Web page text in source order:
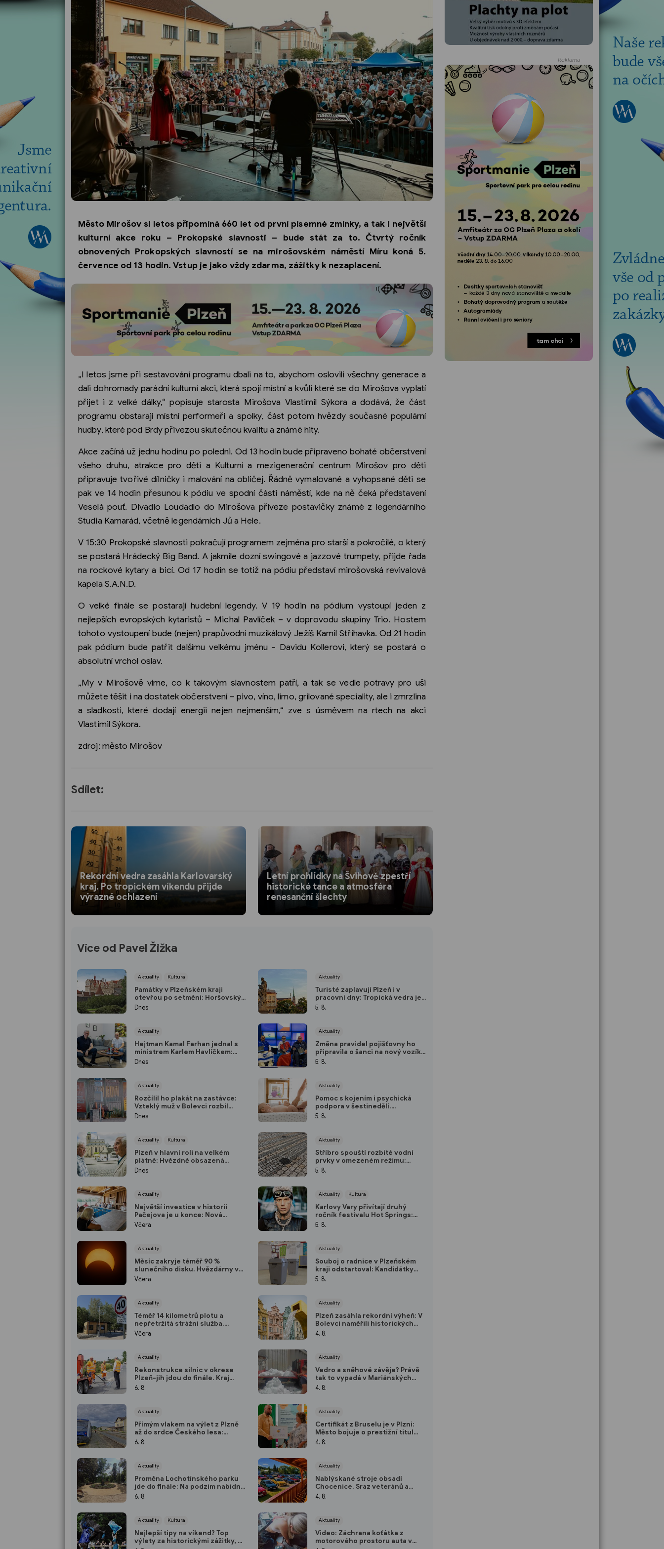
Město Mirošov si letos připomíná 660 let od první písemné zmínky, a tak i největší
kulturní akce roku – Prokopské slavnosti – bude stát za to. Čtvrtý ročník
obnovených Prokopských slavností se na mirošovském náměstí Míru koná 5.
července od 13 hodin. Vstup je jako vždy zdarma, zážitky k nezaplacení.
„I letos jsme při sestavování programu dbali na to, abychom oslovili všechny generace a
dali dohromady parádní kulturní akci, která spojí místní a kvůli které se do Mirošova vyplatí
přijet i z velké dálky,“ popisuje starosta Mirošova Vlastimil Sýkora a dodává, že část
programu obstarají místní performeři a spolky, část potom hvězdy současné populární
hudby, které pod Brdy přivezou skutečnou kvalitu a známé hity.
Akce začíná už jednu hodinu po poledni. Od 13 hodin bude připraveno bohaté občerstvení
všeho druhu, atrakce pro děti a Kulturní a mezigenerační centrum Mirošov pro děti
připravuje tvořivé dílničky i malování na obličej. Řádně vymalované a vyhopsané děti se
pak ve 14 hodin přesunou k pódiu ve spodní části náměstí, kde na ně čeká představení
Veselá pouť. Divadlo Loudadlo do Mirošova přiveze postavičky známé z legendárního
Studia Kamarád, včetně legendárních Jů a Hele.
V 15:30 Prokopské slavnosti pokračují programem zejména pro starší a pokročilé, o který
se postará Hrádecký Big Band. A jakmile dozní swingové a jazzové trumpety, přijde řada
na rockové kytary a bicí. Od 17 hodin se totiž na pódiu představí mirošovská revivalová
kapela S.A.N.D.
O velké finále se postarají hudební legendy. V 19 hodin na pódium vystoupí jeden z
nejlepších evropských kytaristů – Michal Pavlíček – v doprovodu skupiny Trio. Hostem
tohoto vystoupení bude (nejen) prapůvodní muzikálový Ježíš Kamil Střihavka. Od 21 hodin
pak pódium bude patřit dalšímu velkému jménu - Davidu Kollerovi, který se postará o
absolutní vrchol oslav.
„My v Mirošově víme, co k takovým slavnostem patří, a tak se vedle potravy pro uši
můžete těšit i na dostatek občerstvení – pivo, víno, limo, grilované speciality, ale i zmrzlina
a sladkosti, které dodají energii nejen nejmenším,“ zve s úsměvem na rtech na akci
Vlastimil Sýkora.
zdroj: město Mirošov
Sdílet:
Rekordní vedra zasáhla Karlovarský
kraj. Po tropickém víkendu přijde
výrazné ochlazení
Letní prohlídky na Švihově zpestří
historické tance a atmosféra
renesanční šlechty
Více od Pavel Žižka
Aktuality Kultura
Památky v Plzeňském kraji
otevřou po setmění: Horšovský
Týn chystá japonský program,
Dnes
Aktuality
Hejtman Kamal Farhan jednal s
ministrem Karlem Havlíčkem:
Plzeňský kraj chce sázet na
Dnes
Aktuality
Rozčílil ho plakát na zastávce:
Vzteklý muž v Bolevci rozbil
přístřešek a ujel tramvají,
Dnes
Aktuality Kultura
Plzeň v hlavní roli na velkém
plátně: Hvězdně obsazená
komedie Martina Horského se
Dnes
Aktuality
Největší investice v historii
Pačejova je u konce: Nová
kanalizace za 100 milionů korun
Včera
Aktuality
Měsíc zakryje téměř 90 %
slunečního disku. Hvězdárny v
Rokycanech i Plzni zvou na
Včera
Aktuality
Téměř 14 kilometrů plotu a
nepřetržitá strážní služba.
Strategické letiště Líně má od
Včera
Aktuality
Rekonstrukce silnic v okrese
Plzeň-jih jdou do finále. Kraj
investuje stovky milionů do
6. 8.
Aktuality
Přímým vlakem na výlet z Plzně
až do srdce Českého lesa:
Spěšný vlak jezdí každou sobotu
6. 8.
Aktuality
Proměna Lochotínského parku
jde do finále: Na podzim nabídne
nové molo, cvičební prvky i
6. 8.
Aktuality Kultura
Nejlepší tipy na víkend? Top
výlety za historickými zážitky, za
Aktuality
Turisté zaplavují Plzeň i v
pracovní dny: Tropická vedra je
ženou do pivovarských sklepů a
5. 8.
Aktuality
Změna pravidel pojišťovny ho
připravila o šanci na nový vozík.
Paralympionik Ondřej Kaas
5. 8.
Aktuality
Pomoc s kojením i psychická
podpora v šestinedělí.
Domažlická porodnice nabízí
5. 8.
Aktuality
Stříbro spouští rozbité vodní
prvky v omezeném režimu:
Vedení města plánuje opravu za
5. 8.
Aktuality Kultura
Karlovy Vary přivítají druhý
ročník festivalu Hot Springs:
Vystoupí Yzomandias, Ben
5. 8.
Aktuality
Souboj o radnice v Plzeňském
kraji odstartoval: Kandidátky
jsou podány, podílíte se na
5. 8.
Aktuality
Plzeň zasáhla rekordní výheň: V
Bolevci naměřili historických
41,5 °C. Jak snášíte extrémní
4. 8.
Aktuality
Vedro a sněhové závěje? Právě
tak to vypadá v Mariánských
Lázních
4. 8.
Aktuality
Certifikát z Bruselu je v Plzni:
Město bojuje o prestižní titul
Evropské hlavní město
4. 8.
Aktuality
Nablýskané stroje obsadí
Chocenice. Sraz veteránů a
youngtimerů nabídne soutěže i
4. 8.
Aktuality
Video: Záchrana koťátka z
motorového prostoru auta v
Reklama